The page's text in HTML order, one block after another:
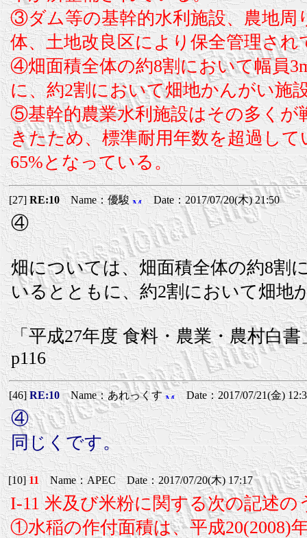
③ダム等の基幹的水利施設、農地周
体、土地改良区により保全管理され
④畑面積全体の約8割において幅員
に、約2割において畑地かんがい施
⑤基幹的農業水利施設はその多くが
きたため、標準耐用年数を超過し
65%となっている。
[27]RE:10Name：優駿 Date：2017/07/20(木) 21:50
④
畑については、畑面積全体の約8割
いるとともに、約2割において畑地
「平成27年度 食料・農業・農村白書
p116
[46]RE:10 Name：あれっくす Date：2017/07/21(金)
④
同じくです。
[10]11Name：APEC Date：2017/07/20(木) 17:17
I-11 米及び米粉に関する次の記述
①水稲の作付面積は、平成20(2008)